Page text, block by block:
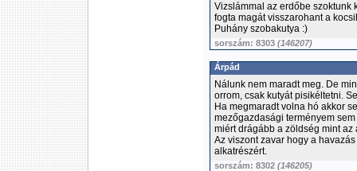
Vizslámmal az erdőbe szoktunk
fogta magát visszarohant a
Puhány szobakutya :)
sorszám: 8303 (146207)
Árpád
Nálunk nem maradt meg. De
orrom, csak kutyát pisikéltetni.
Ha megmaradt volna hó akkor
mezőgazdasági terményem
miért drágább a zöldség mint az
Az viszont zavar hogy a
alkatrészért.
sorszám: 8302 (146205)